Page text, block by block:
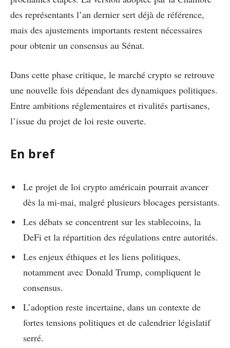
des représentants l’an dernier sert déjà de référence,
mais des ajustements importants restent nécessaires
pour obtenir un consensus au Sénat.
Dans cette phase critique, le marché crypto se retrouve
une nouvelle fois dépendant des dynamiques politiques.
Entre ambitions réglementaires et rivalités partisanes,
l’issue du projet de loi reste ouverte.
En bref
Le projet de loi crypto américain pourrait avancer
dès la mi-mai, malgré plusieurs blocages persistants.
Les débats se concentrent sur les stablecoins, la
DeFi et la répartition des régulations entre autorités.
Les enjeux éthiques et les liens politiques,
notamment avec Donald Trump, compliquent le
consensus.
L’adoption reste incertaine, dans un contexte de
fortes tensions politiques et de calendrier législatif
serré.